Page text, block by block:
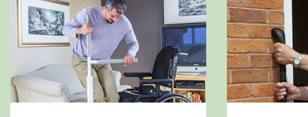
l’univers médical. Seule la couleur vive se
démarque volontairement, au service du
repérage.
Fixation sécurisée sur murs pleins, béton,
briques, cloison renforcée ou carrelage.